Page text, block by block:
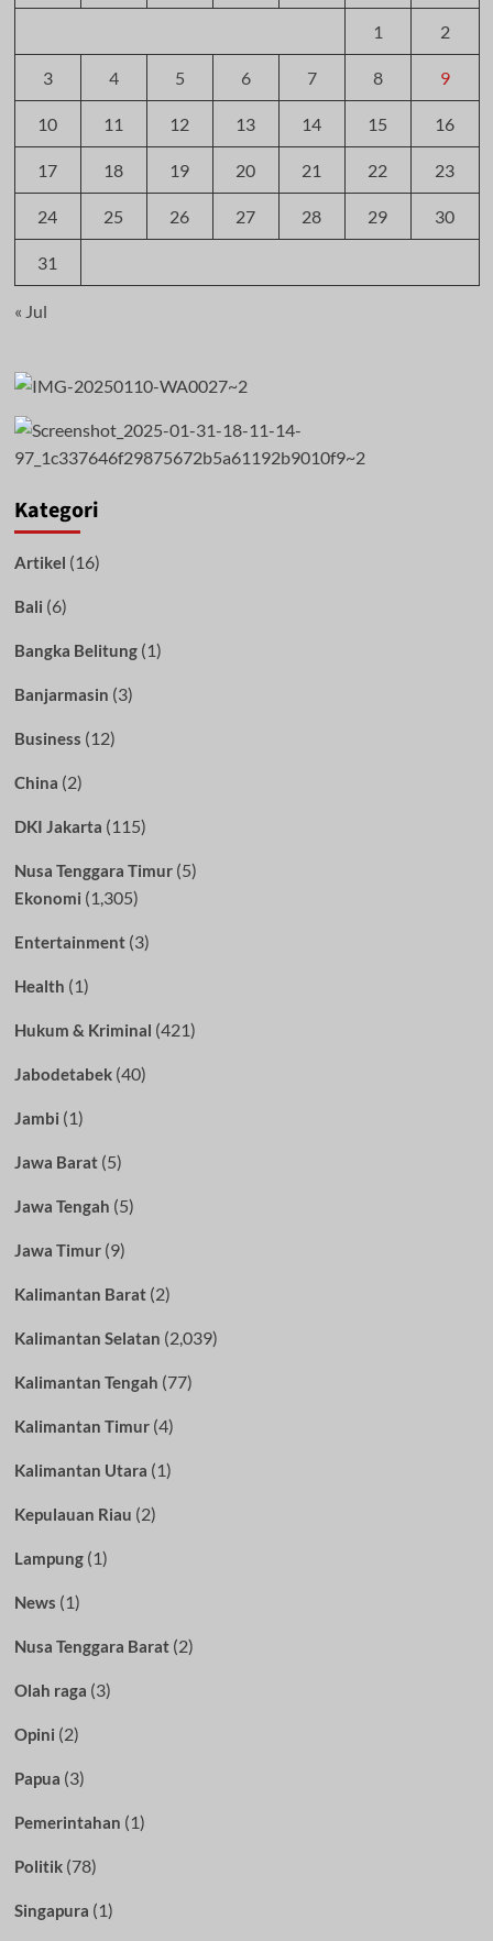
1 2
3 4 5 6 7 8 9
10 11 12 13 14 15 16
17 18 19 20 21 22 23
24 25 26 27 28 29 30
31
« Jul
Kategori
Artikel (16)
Bali (6)
Bangka Belitung(1)
Banjarmasin (3)
Business (12)
China (2)
DKI Jakarta (115)
Nusa Tenggara Timur(5)
Ekonomi (1,305)
Entertainment(3)
Health (1)
Hukum & Kriminal (421)
Jabodetabek(40)
Jambi (1)
Jawa Barat(5)
Jawa Tengah (5)
Jawa Timur(9)
Kalimantan Barat(2)
Kalimantan Selatan (2,039)
Kalimantan Tengah (77)
Kalimantan Timur(4)
Kalimantan Utara (1)
Kepulauan Riau (2)
Lampung(1)
News (1)
Nusa Tenggara Barat(2)
Olah raga (3)
Opini (2)
Papua (3)
Pemerintahan (1)
Politik(78)
Singapura (1)